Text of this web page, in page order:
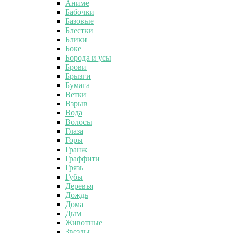
Аниме
Бабочки
Базовые
Блестки
Блики
Боке
Борода и усы
Брови
Брызги
Бумага
Ветки
Взрыв
Вода
Волосы
Глаза
Горы
Гранж
Граффити
Грязь
Губы
Деревья
Дождь
Дома
Дым
Животные